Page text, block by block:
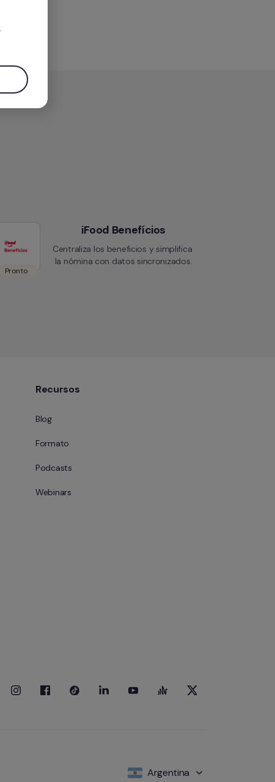
Pronto
iFood Benefícios
Centraliza los beneficios y simplifica
la nómina con datos sincronizados.
Recursos
Blog
Formato
Podcasts
Webinars
Argentina